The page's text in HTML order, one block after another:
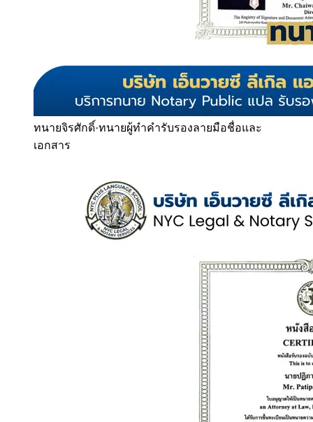
ทนายจิรศักดิ์·ทนายผู้ทำคำรับรองลายมือชื่อและ
เอกสาร